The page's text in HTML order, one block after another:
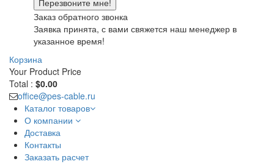
Заказ обратного звонка
Заявка принята, с вами свяжется наш менеджер в
указанное время!
Корзина
Your Product Price
Total : $0.00
office@pes-cable.ru
Каталог товаров
О компании
Доставка
Контакты
Заказать расчет